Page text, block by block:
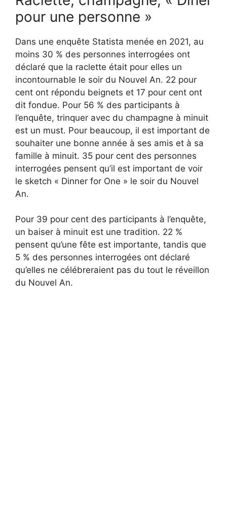
pour une personne »
Dans une enquête Statista menée en 2021, au
moins 30 % des personnes interrogées ont
déclaré que la raclette était pour elles un
incontournable le soir du Nouvel An. 22 pour
cent ont répondu beignets et 17 pour cent ont
dit fondue. Pour 56 % des participants à
l’enquête, trinquer avec du champagne à minuit
est un must. Pour beaucoup, il est important de
souhaiter une bonne année à ses amis et à sa
famille à minuit. 35 pour cent des personnes
interrogées pensent qu’il est important de voir
le sketch « Dinner for One » le soir du Nouvel
An.
Pour 39 pour cent des participants à l’enquête,
un baiser à minuit est une tradition. 22 %
pensent qu’une fête est importante, tandis que
5 % des personnes interrogées ont déclaré
qu’elles ne célébreraient pas du tout le réveillon
du Nouvel An.